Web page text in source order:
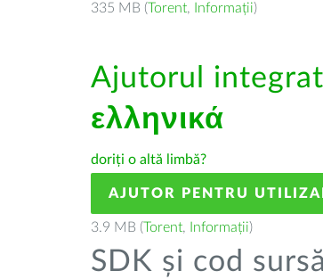
335 MB (Torent, Informații)
Ajutorul
ελληνικά
doriți o altă limbă?
AJUTOR PENTRU
3.9 MB (Torent, Informații)
SDK și cod sursă